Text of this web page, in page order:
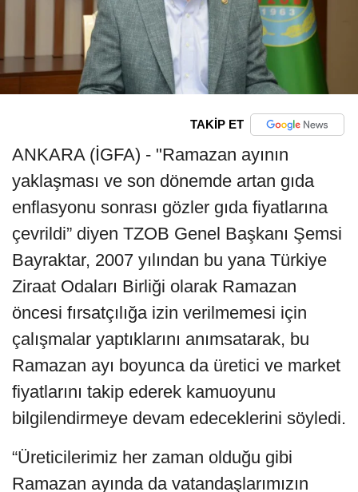
TAKİP ET
ANKARA (İGFA) - "Ramazan ayının
yaklaşması ve son dönemde artan gıda
enflasyonu sonrası gözler gıda fiyatlarına
çevrildi” diyen TZOB Genel Başkanı Şemsi
Bayraktar, 2007 yılından bu yana Türkiye
Ziraat Odaları Birliği olarak Ramazan
öncesi fırsatçılığa izin verilmemesi için
çalışmalar yaptıklarını anımsatarak, bu
Ramazan ayı boyunca da üretici ve market
fiyatlarını takip ederek kamuoyunu
bilgilendirmeye devam edeceklerini söyledi.
“Üreticilerimiz her zaman olduğu gibi
Ramazan ayında da vatandaşlarımızın